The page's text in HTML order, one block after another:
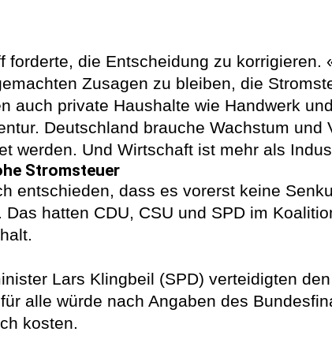
die Entscheidung zu korrigieren.
Zusagen zu bleiben, die
auch private Haushalte wie Handwerk
Deutschland brauche Wachstum und
werden. Und Wirtschaft ist mehr als
Stromsteuer
entschieden, dass es vorerst keine
hatten CDU, CSU und SPD im
Lars Klingbeil (SPD) verteidigten
alle würde nach Angaben des
kosten.